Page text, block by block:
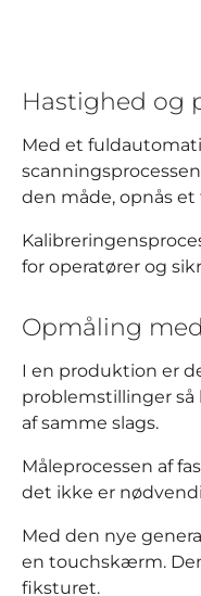
Hastighed og
Med et
den måde, opnås
for operatører og
Opmåling
I en produktion er
problemstillinger
af samme slags.
Måleprocessen af
det ikke er
Med den nye
en touchskærm.
fiksturet.